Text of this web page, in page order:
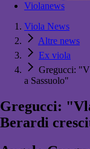
Violanews
Viola News
Altre news
Ex viola
Gregucci:
a Sassuolo"
Gregucci:
Berardi